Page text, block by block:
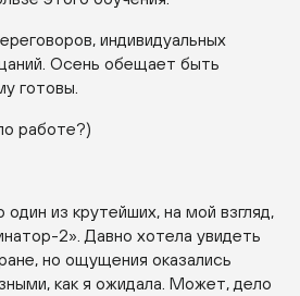
индивидуальных
Осень обещает быть
готовы.
работе?)
из крутейших, на мой взгляд,
2» . Давно хотела увидеть
но ощущения оказались
как я ожидала. Может, дело